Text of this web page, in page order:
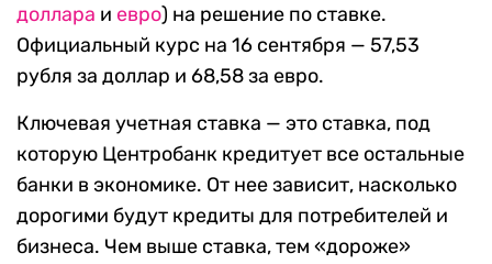
доллара и евро) на решение по ставке.
Официальный курс на 16 сентября — 57,53
рубля за доллар и 68,58 за евро.
Ключевая учетная ставка — это ставка, под
которую Центробанк кредитует все остальные
банки в экономике. От нее зависит, насколько
дорогими будут кредиты для потребителей и
бизнеса. Чем выше ставка, тем «дороже»